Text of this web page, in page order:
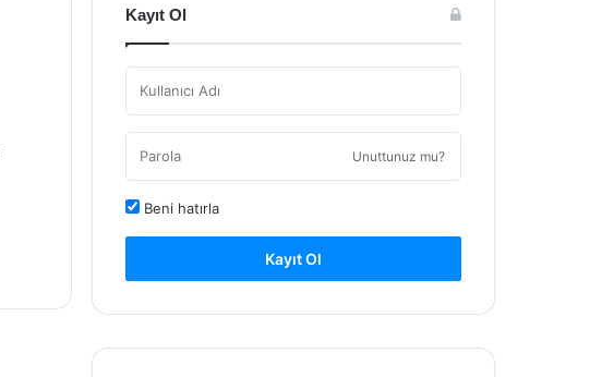
Kayıt Ol
Unuttunuz mu?
Beni hatırla
Kayıt Ol